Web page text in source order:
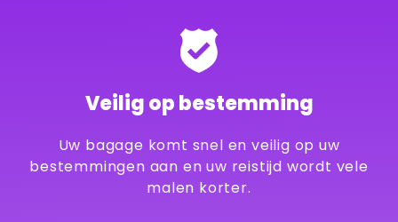
Veilig op bestemming
Uw bagage komt snel en veilig op uw
bestemmingen aan en uw reistijd wordt vele
malen korter.